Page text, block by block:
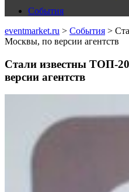
События
eventmarket.ru > События >
Москвы, по версии агентств
Стали известны ТОП-
версии агентств